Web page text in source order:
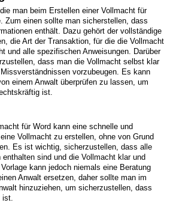
man beim Erstellen einer Vollmacht für
Zum einen sollte man sicherstellen, dass
enthält. Dazu gehört der vollständige
die Art der Transaktion, für die die Vollmacht
und alle spezifischen Anweisungen. Darüber
dass man die Vollmacht selbst klar
vorzubeugen. Es kann
einem Anwalt überprüfen zu lassen, um
ist.
für Word kann eine schnelle und
Vollmacht zu erstellen, ohne von Grund
Es ist wichtig, sicherzustellen, dass alle
sind und die Vollmacht klar und
kann jedoch niemals eine Beratung
Anwalt ersetzen, daher sollte man im
hinzuziehen, um sicherzustellen, dass